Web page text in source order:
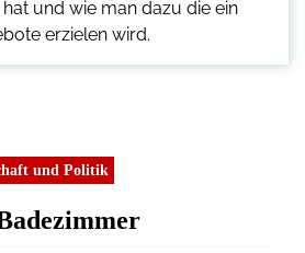
und wie man dazu die ein
erzielen wird.
und Politik